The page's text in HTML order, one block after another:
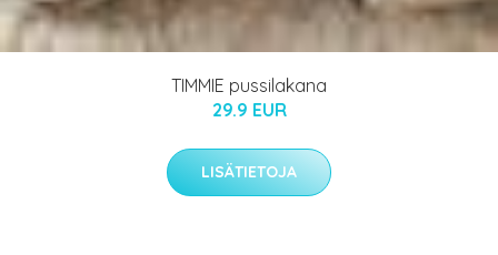
TIMMIE pussilakana
29.9 EUR
LISÄTIETOJA